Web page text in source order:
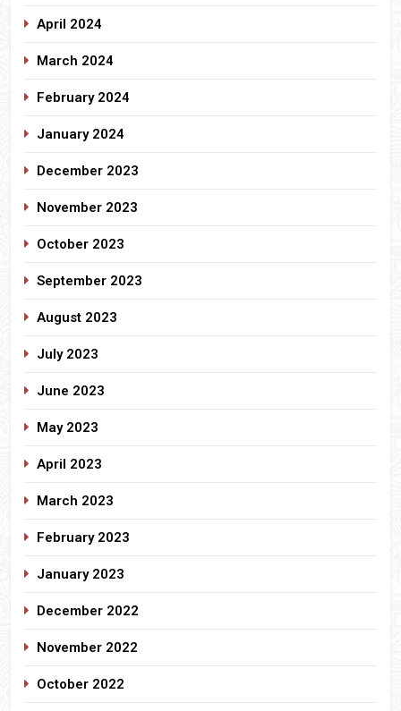
April 2024
March 2024
February 2024
January 2024
December 2023
November 2023
October 2023
September 2023
August 2023
July 2023
June 2023
May 2023
April 2023
March 2023
February 2023
January 2023
December 2022
November 2022
October 2022